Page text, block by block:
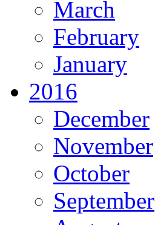
March
February
January
2016
December
November
October
September